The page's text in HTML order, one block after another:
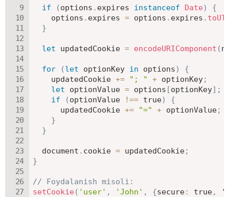
if (options . expires instanceof Date)
{
    options
. expires = options . expires .
}
let updatedCookie = encodeURIComponent (
for (let optionKey in options)
{
    updatedCookie
+= "; " + optionKey;
let optionValue = options [optionKey] ;
if
(optionValue !== true)
{
      updatedCookie
+= "=" + optionValue;
}
}
  document
. cookie = updatedCookie;
}
// Foydalanish misoli:
setCookie ( 'user' , 'John' , {secure: true,